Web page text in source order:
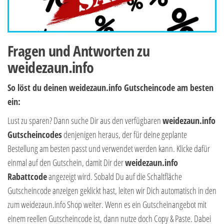
Fragen und Antworten zu
weidezaun.info
So löst du deinen weidezaun.info Gutscheincode am besten
ein:
Lust zu sparen? Dann suche Dir aus den verfügbarenweidezaun.info
Gutscheincodesdenjenigen heraus, der für deine geplante
Bestellung am besten passt und verwendet werden kann. Klicke dafür
einmal auf den Gutschein, damit Dir derweidezaun.info
Rabattcodeangezeigt wird. Sobald Du auf die Schaltfläche
Gutscheincode anzeigen geklickt hast, leiten wir Dich automatisch in den
zum weidezaun.info Shop weiter. Wenn es ein Gutscheinangebot mit
einem reellen Gutscheincode ist, dann nutze doch Copy & Paste. Dabei